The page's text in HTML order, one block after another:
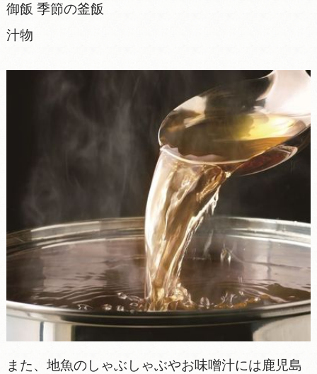
御飯 季節の釜飯
汁物
また、地魚のしゃぶしゃぶやお味噌汁には鹿児島